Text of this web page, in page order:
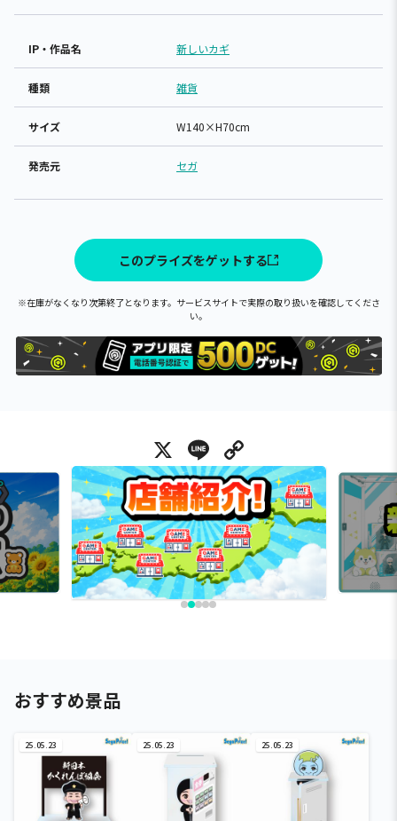
IP・作品名 新しいカギ
種類 雑貨
サイズ W140×H70cm
発売元 セガ
このプライズをゲットする
※在庫がなくなり次第終了となります。サービスサイトで実際の取り扱いを確認してくださ
い。
X Line
おすすめ景品
25.05.23 25.05.23 25.05.23